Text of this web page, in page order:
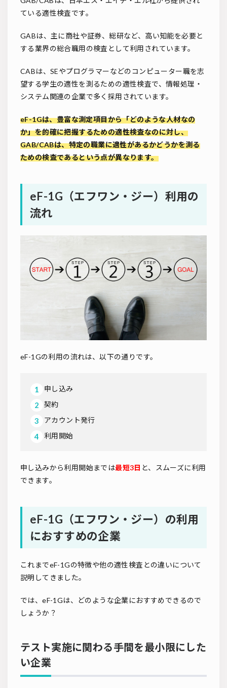
ている適性検査です。
GABは、主に商社や証券、総研など、高い知能を必要と
する業界の総合職用の検査として利用されています。
CABは、SEやプログラマーなどのコンピューター職を志
望する学生の適性を測るための適性検査で、情報処理・
システム関連の企業で多く採用されています。
eF-1Gは、豊富な測定項目から「どのような人材なの
か」を的確に把握するための適性検査なのに対し、
GAB/CABは、特定の職業に適性があるかどうかを測る
ための検査であるという点が異なります。
eF-1G（エフワン・ジー）利用の
流れ
eF-1Gの利用の流れは、以下の通りです。
申し込み
契約
アカウント発行
利用開始
申し込みから利用開始までは最短3日 と、スムーズに利用
できます。
eF-1G（エフワン・ジー）の利用
におすすめの企業
これまでeF-1Gの特徴や他の適性検査との違いについて
説明してきました。
では、eF-1Gは、どのような企業におすすめできるので
しょうか？
テスト実施に関わる手間を最小限にした
い企業